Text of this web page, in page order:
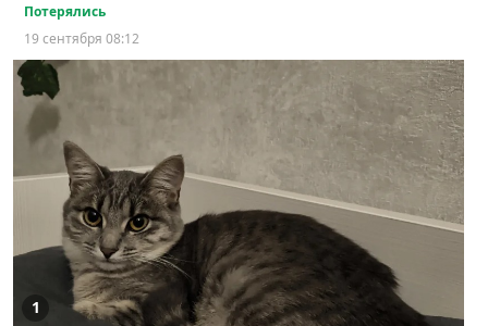
Потерялись
19 сентября 08:12
1